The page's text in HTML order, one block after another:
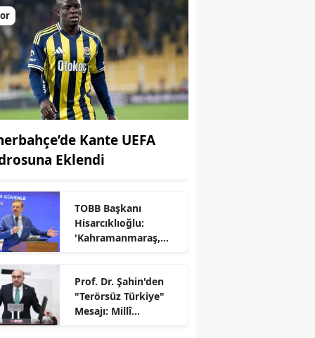
Kante UEFA
Eklendi
TOBB Başkanı
Hisarcıklıoğlu:
'Kahramanmaraş,
Şehirlerinden
Birisidir'
Prof. Dr. Şahin'den
"Terörsüz Türkiye"
Mesajı: Millî